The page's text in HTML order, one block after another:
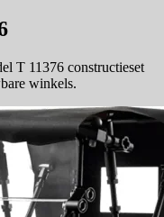
T 11376 constructieset
winkels.